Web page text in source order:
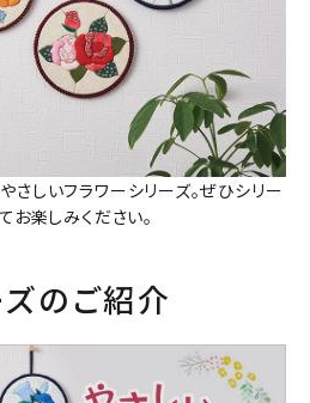
さしいフラワーシリーズ。ぜひシリー
お楽しみください。
のご紹介